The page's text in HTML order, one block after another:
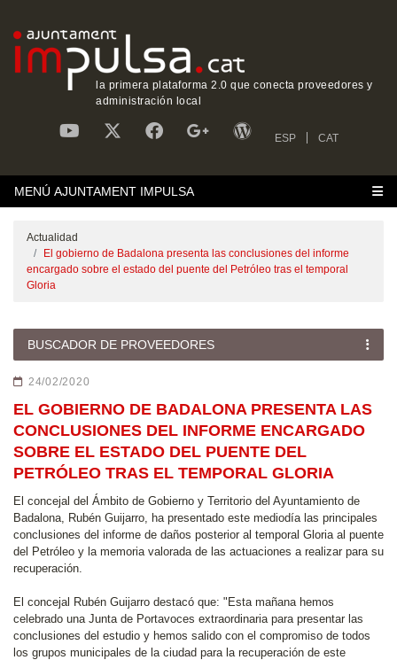
la primera plataforma 2.0 que conecta proveedores y
administración local
ESP CAT
MENÚ AJUNTAMENT IMPULSA
Actualidad
El gobierno de Badalona presenta las conclusiones del informe
encargado sobre el estado del puente del Petróleo tras el temporal
Gloria
BUSCADOR DE PROVEEDORES
24/02/2020
EL GOBIERNO DE BADALONA PRESENTA LAS
CONCLUSIONES DEL INFORME ENCARGADO
SOBRE EL ESTADO DEL PUENTE DEL
PETRÓLEO TRAS EL TEMPORAL GLORIA
El concejal del Ámbito de Gobierno y Territorio del Ayuntamiento de
Badalona, Rubén Guijarro, ha presentado este mediodía las principales
conclusiones del informe de daños posterior al temporal Gloria al puente
del Petróleo y la memoria valorada de las actuaciones a realizar para su
recuperación.
El concejal Rubén Guijarro destacó que: "Esta mañana hemos
celebrado una Junta de Portavoces extraordinaria para presentar las
conclusiones del estudio y hemos salido con el compromiso de todos
los grupos municipales de la ciudad para la recuperación de este